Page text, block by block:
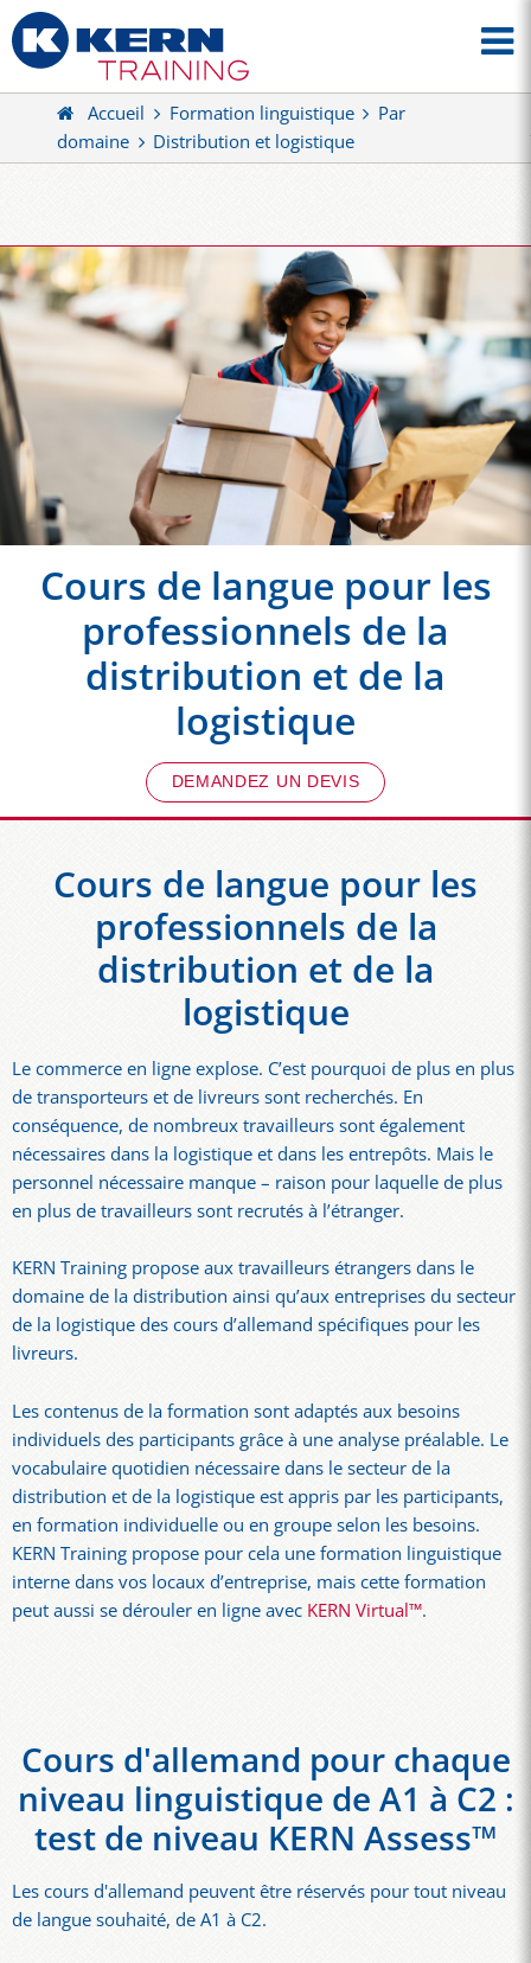
Accueil Formation linguistique
Par
domaine
Distribution et logistique
Cours de langue pour les
professionnels de la
distribution et de la
logistique
DEMANDEZ UN DEVIS
Cours de langue pour les
professionnels de la
distribution et de la
logistique
Le commerce en ligne explose. C’est pourquoi de plus en plus
de transporteurs et de livreurs sont recherchés. En
conséquence, de nombreux travailleurs sont également
nécessaires dans la logistique et dans les entrepôts. Mais le
personnel nécessaire manque – raison pour laquelle de plus
en plus de travailleurs sont recrutés à l’étranger.
KERN Training propose aux travailleurs étrangers dans le
domaine de la distribution ainsi qu’aux entreprises du secteur
de la logistique des cours d’allemand spécifiques pour les
livreurs.
Les contenus de la formation sont adaptés aux besoins
individuels des participants grâce à une analyse préalable. Le
vocabulaire quotidien nécessaire dans le secteur de la
distribution et de la logistique est appris par les participants,
en formation individuelle ou en groupe selon les besoins.
KERN Training propose pour cela une formation linguistique
interne dans vos locaux d’entreprise, mais cette formation
peut aussi se dérouler en ligne avec KERN Virtual™.
Cours d'allemand pour chaque
niveau linguistique de A1 à C2 :
test de niveau KERN Assess™
Les cours d'allemand peuvent être réservés pour tout niveau
de langue souhaité, de A1 à C2.